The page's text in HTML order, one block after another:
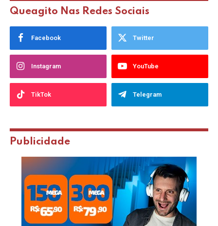
Queagito Nas Redes Sociais
Facebook Twitter
Instagram YouTube
TikTok Telegram
Publicidade